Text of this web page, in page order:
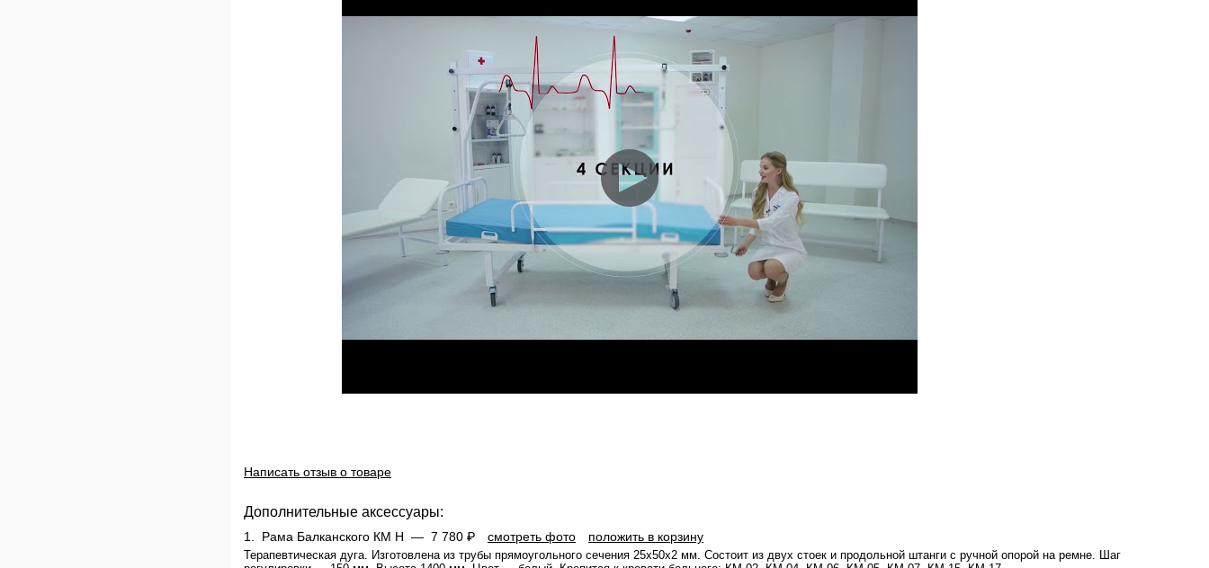
Написать отзыв о товаре
Дополнительные аксессуары:
1. Рама Балканского КМ Н — 7 780 ₽ смотреть фото положить в корзину
Терапевтическая дуга. Изготовлена из трубы прямоугольного сечения 25х50х2 мм. Состоит из двух стоек и продольной штанги с ручной опорой на ремне. Шаг